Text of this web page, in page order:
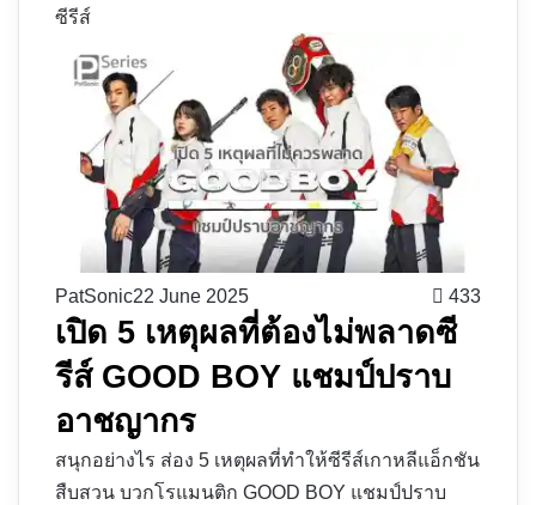
ซีรีส์
PatSonic22 June 2025 433
เปิด 5 เหตุผลที่ต้องไม่พลาดซี
รีส์ GOOD BOY แชมป์ปราบ
อาชญากร
สนุกอย่างไร ส่อง 5 เหตุผลที่ทำให้ซีรีส์เกาหลีแอ็กชัน
สืบสวน บวกโรแมนติก GOOD BOY แชมป์ปราบ